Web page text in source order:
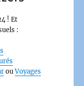
! Et
:
ouVoyages